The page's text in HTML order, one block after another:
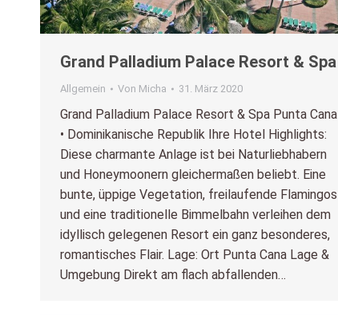
Grand Palladium Palace Resort & Spa
Allgemein Von Micha 31. März 2020
Grand Palladium Palace Resort & Spa Punta Cana
• Dominikanische Republik Ihre Hotel Highlights:
Diese charmante Anlage ist bei Naturliebhabern
und Honeymoonern gleichermaßen beliebt. Eine
bunte, üppige Vegetation, freilaufende Flamingos
und eine traditionelle Bimmelbahn verleihen dem
idyllisch gelegenen Resort ein ganz besonderes,
romantisches Flair. Lage: Ort Punta Cana Lage &
Umgebung Direkt am flach abfallenden…